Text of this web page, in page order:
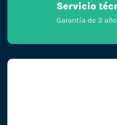
Servicio
Garantía de 3